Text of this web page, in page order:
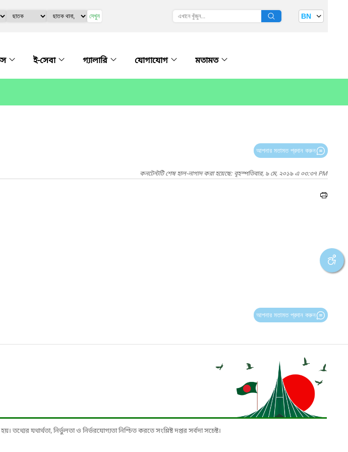
দেখুন BN
ই-সেবা গ্যালারি যোগাযোগ মতামত
আপনার মতামত প্রদান করুন
কনটেন্টটি শেষ হাল-নাগাদ করা হয়েছে: বৃহস্পতিবার, ৯ মে, ২০১৯ এ ০৩:৩৭ PM
আপনার মতামত প্রদান করুন
যথার্থতা, নির্ভুলতা ও নির্ভরযোগ্যতা নিশ্চিত করতে সংশ্লিষ্ট দপ্তর সর্বদা সচেষ্ট।